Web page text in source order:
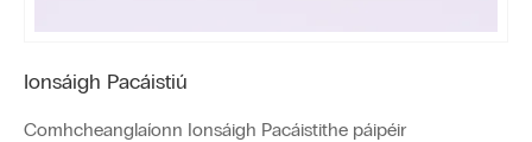
Ionsáigh Pacáistiú
Comhcheanglaíonn Ionsáigh Pacáistithe páipéir